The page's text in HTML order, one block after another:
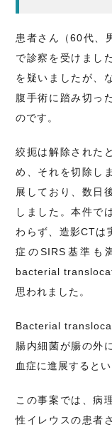
患者さん（60代、
で診察を受けまし
を疑いましたが、
腹手術に踏み切っ
のです。
絞扼は解除された
め、それを切除し
展しており、数日
しました。本件で
わらず、造影CTは
症のSIRS基準も
bacterial
思われました。
Bacterial
腸内細菌が腸の外
血症に進展すると
この事案では、病
性イレウスの患者